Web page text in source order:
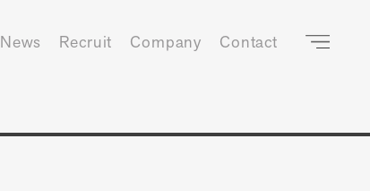
News Recruit Company Contact